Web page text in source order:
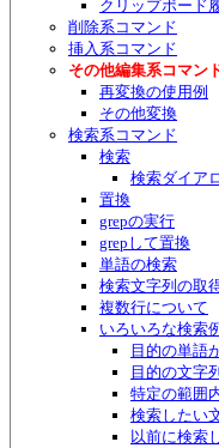
クリップボード
削除系コマンド
挿入系コマンド
その他編集系コマン
再変換の使用例
その他変換
検索系コマンド
検索
検索ダイア
置換
grepの実行
grepして置換
単語の検索
検索文字列の取
複数行について
いろいろな検索例
目的の単語
目的の文字
特定の範囲
検索したい
以前に検索